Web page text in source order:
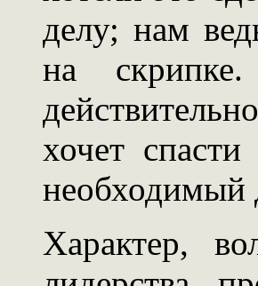
делу; нам
на
хочет
необходимый
Характер,